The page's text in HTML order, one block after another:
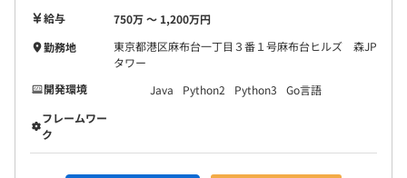
給与
750万 〜 1,200万円
勤務地
東京都港区麻布台一丁目３番１号麻布台ヒルズ 森JP
タワー
開発環境
Java Python2 Python3
Go言語
フレームワー
ク